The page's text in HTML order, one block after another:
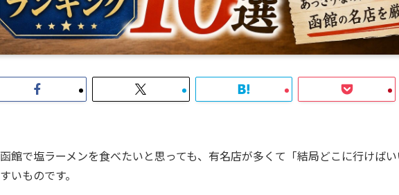
函館で塩ラーメンを食べたいと思っても、有名店が多くて「結局どこに行けば
すいものです。